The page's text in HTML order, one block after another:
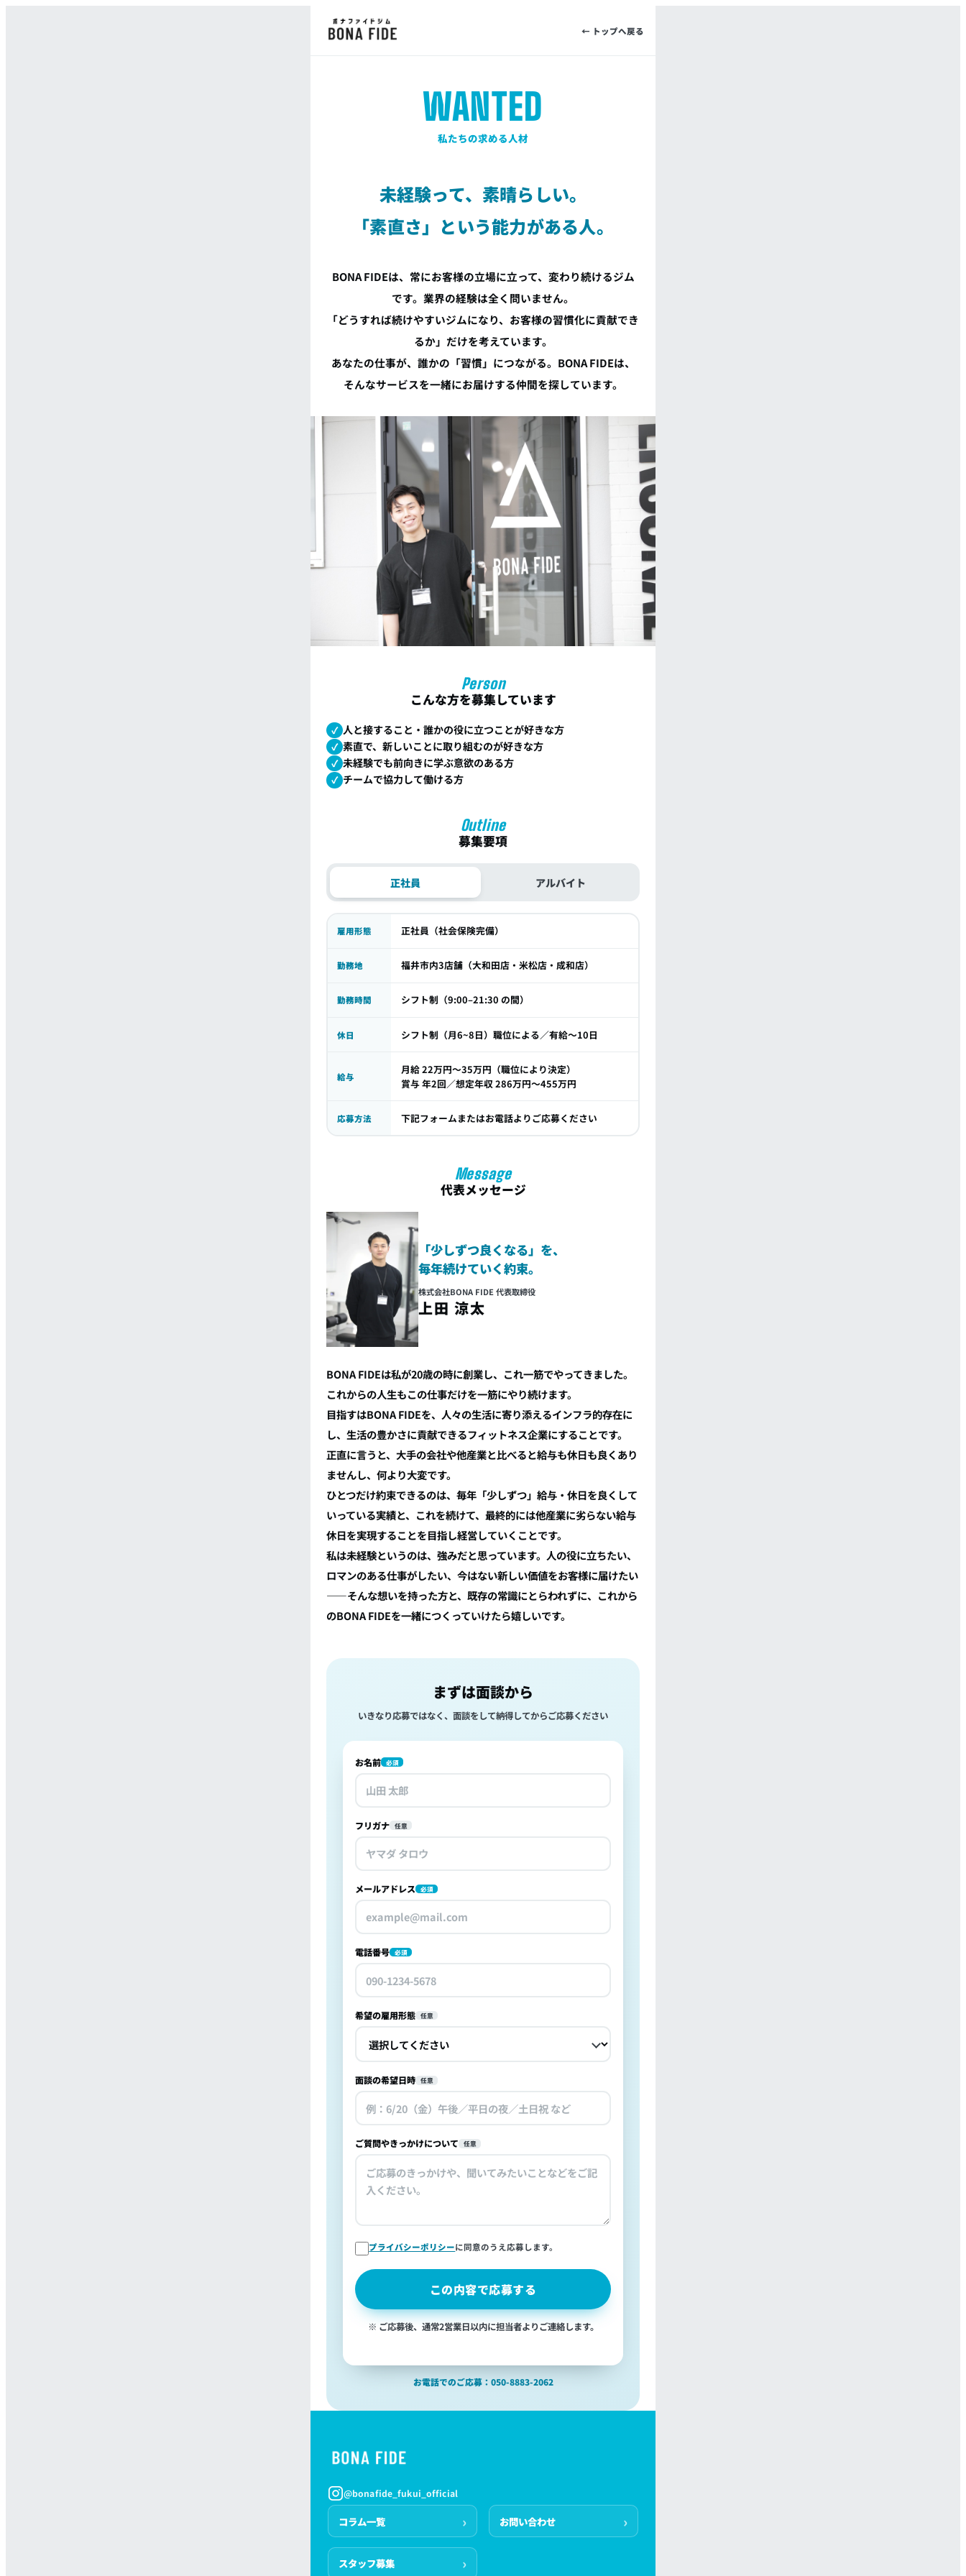
← トップへ戻る
WANTED
私たちの求める人材
未経験って、素晴らしい。
「素直さ」という能力がある人。
BONA FIDEは、常にお客様の立場に立って、変わり続けるジム
です。業界の経験は全く問いません。
「どうすれば続けやすいジムになり、お客様の習慣化に貢献でき
るか」だけを考えています。
あなたの仕事が、誰かの「習慣」につながる。BONA FIDEは、
そんなサービスを一緒にお届けする仲間を探しています。
Person
こんな方を募集しています
人と接すること・誰かの役に立つことが好きな方
素直で、新しいことに取り組むのが好きな方
未経験でも前向きに学ぶ意欲のある方
チームで協力して働ける方
Outline
募集要項
正社員 アルバイト
雇用形態 正社員（社会保険完備）
勤務地 福井市内3店舗（大和田店・米松店・成和店）
勤務時間 シフト制（9:00–21:30 の間）
休日 シフト制（月6~8日）職位による／有給～10日
給与
月給 22万円〜35万円（職位により決定）
賞与 年2回／想定年収 286万円〜455万円
応募方法 下記フォームまたはお電話よりご応募ください
Message
代表メッセージ
「少しずつ良くなる」を、
毎年続けていく約束。
株式会社BONA FIDE 代表取締役
上田 涼太
BONA FIDEは私が20歳の時に創業し、これ一筋でやってきました。
これからの人生もこの仕事だけを一筋にやり続けます。
目指すはBONA FIDEを、人々の生活に寄り添えるインフラ的存在に
し、生活の豊かさに貢献できるフィットネス企業にすることです。
正直に言うと、大手の会社や他産業と比べると給与も休日も良くあり
ませんし、何より大変です。
ひとつだけ約束できるのは、毎年 「少しずつ」給与・休日を良くして
いっている実績と、これを続けて、最終的には他産業に劣らない給与
休日を実現することを目指し経営していくことです。
私は未経験というのは、強みだと思っています。人の役に立ちたい、
ロマンのある仕事がしたい、今はない新しい価値をお客様に届けたい
——そんな想いを持った方と、既存の常識にとらわれずに、これから
のBONA FIDEを一緒につくっていけたら嬉しいです。
まずは面談から
いきなり応募ではなく、面談をして納得してからご応募ください
お名前 必須
フリガナ 任意
メールアドレス 必須
電話番号 必須
希望の雇用形態 任意
面談の希望日時 任意
ご質問やきっかけについて 任意
プライバシーポリシーに同意のうえ応募します。
この内容で応募する
※ ご応募後、通常2営業日以内に担当者よりご連絡します。
お電話でのご応募：050-8883-2062
@bonafide_fukui_official
コラム一覧 お問い合わせ
スタッフ募集